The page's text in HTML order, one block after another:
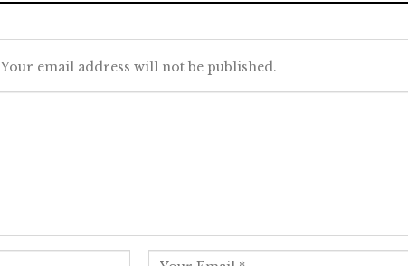
Your email address will not be published.